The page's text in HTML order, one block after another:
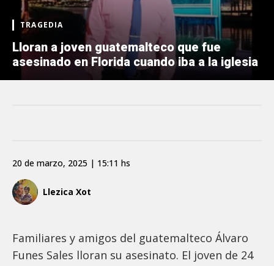
TRAGEDIA
Lloran a joven guatemalteco que fue
asesinado en Florida cuando iba a la iglesia
Llezica Xot
20 de marzo, 2025 | 15:11 hs
Familiares y amigos del guatemalteco Álvaro
Funes Sales lloran su asesinato. El joven de 24